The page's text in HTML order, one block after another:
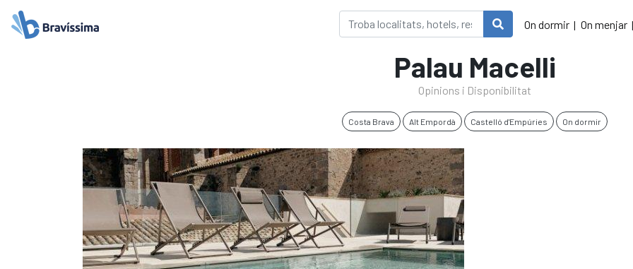
On dormir On menjar
Palau Macelli
Opinions i Disponibilitat
Costa Brava Alt Empordà Castelló d'Empúries On dormir